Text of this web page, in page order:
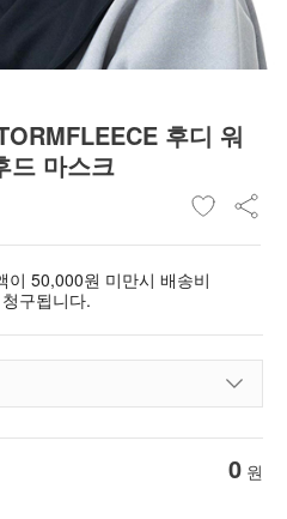
후디 워
드 마스크
이 50,000원 미만시 배송비
구됩니다.
0 원